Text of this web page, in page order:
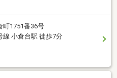
町1751番36号
小倉台駅 徒歩7分